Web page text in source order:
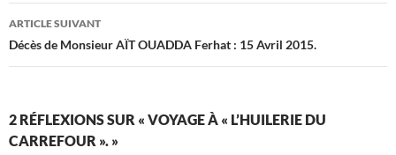
articles
ARTICLE SUIVANT
Décès de Monsieur AÏT OUADDA Ferhat : 15 Avril 2015.
2 RÉFLEXIONS SUR « VOYAGE À « L’HUILERIE DU
CARREFOUR ». »